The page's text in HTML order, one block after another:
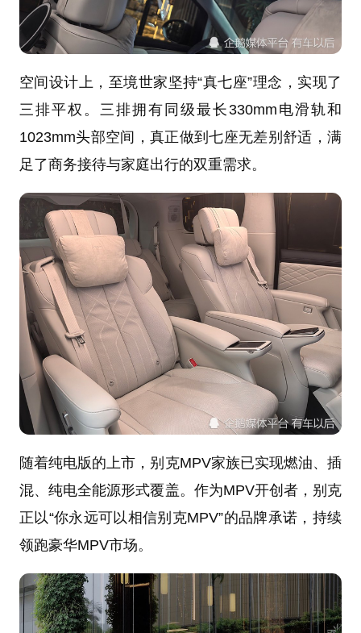
空间设计上，至境世家坚持“真七座”理念，实现了
三排平权。三排拥有同级最长330mm电滑轨和
1023mm头部空间，真正做到七座无差别舒适，满
足了商务接待与家庭出行的双重需求。
随着纯电版的上市，别克MPV家族已实现燃油、插
混、纯电全能源形式覆盖。作为MPV开创者，别克
正以“你永远可以相信别克MPV”的品牌承诺，持续
领跑豪华MPV市场。